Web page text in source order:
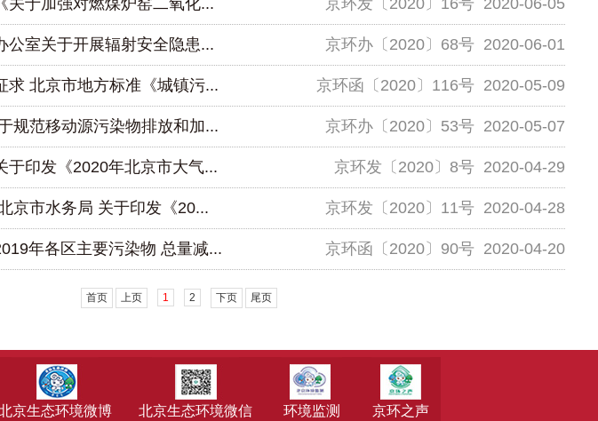
2020-06-05
京环发〔2020〕16号
关于加强对燃煤炉窑二氧化...
2020-06-01
京环办〔2020〕68号
公室关于开展辐射安全隐患...
2020-05-09
京环函〔2020〕116号
求 北京市地方标准《城镇污...
2020-05-07
京环办〔2020〕53号
规范移动源污染物排放和加...
2020-04-29
京环发〔2020〕8号
于印发《2020年北京市大气...
2020-04-28
京环发〔2020〕11号
京市水务局 关于印发《20...
2020-04-20
京环函〔2020〕90号
年各区主要污染物 总量减...
首页 上页 1 2 下页 尾页
京生态环境微博 北京生态环境微信 环境监测 京环之声